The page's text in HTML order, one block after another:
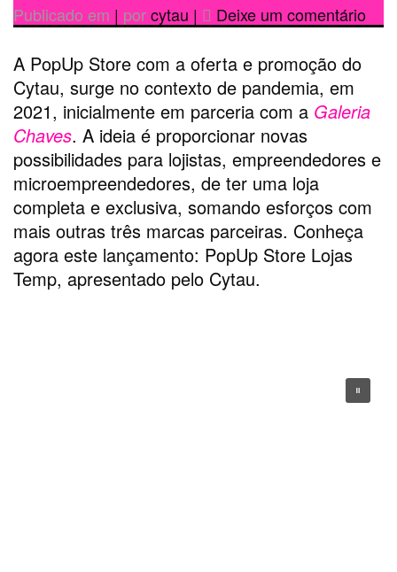
Publicado em | porcytau | Deixe um comentárioem
A PopUp Store com a oferta e promoção do
Cytau, surge no contexto de pandemia, em
2021, inicialmente em parceria com a Galeria
Chaves. A ideia é proporcionar novas
possibilidades para lojistas, empreendedores e
microempreendedores, de ter uma loja
completa e exclusiva, somando esforços com
mais outras três marcas parceiras. Conheça
agora este lançamento: PopUp Store Lojas
Temp, apresentado pelo Cytau.